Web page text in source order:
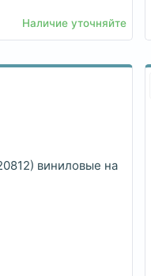
Наличие уточняйте